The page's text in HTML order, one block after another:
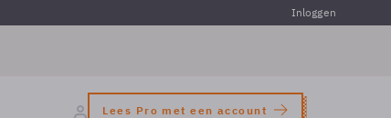
Inloggen
Lees Pro met een account